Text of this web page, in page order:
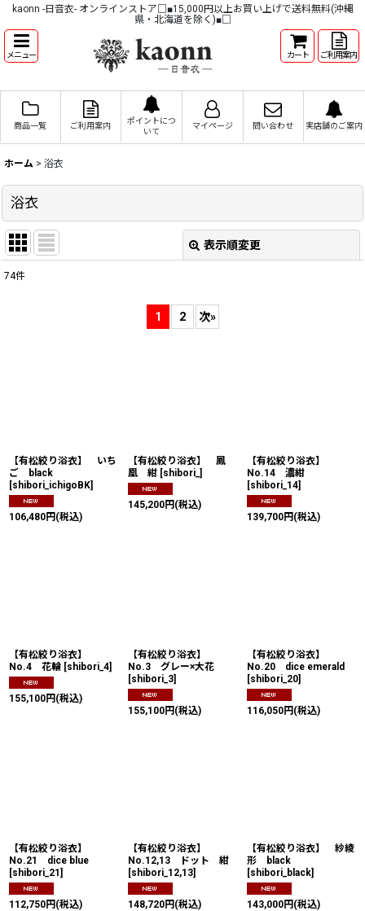
kaonn -日音衣- オンラインストア□■15,000円以上お買い上げで送料無料(沖縄
県・北海道を除く)■□
メニュー カート ご利用案内
商品一覧 ご利用案内
ポイントにつ
いて
マイページ 問い合わせ 実店舗のご案内
ホーム > 浴衣
浴衣
表示順変更
サブカテゴリ
74件
1 2 次»
【有松絞り浴衣】 いち
ご black
[shibori_ichigoBK]
106,480円 (税込)
【有松絞り浴衣】 鳳
凰 紺 [shibori_]
145,200円 (税込)
【有松絞り浴衣】
No.14 濃紺
[shibori_14]
139,700円 (税込)
【有松絞り浴衣】
No.4 花輪 [shibori_4]
155,100円 (税込)
【有松絞り浴衣】
No.3 グレー×大花
[shibori_3]
155,100円 (税込)
【有松絞り浴衣】
No.20 dice emerald
[shibori_20]
116,050円 (税込)
【有松絞り浴衣】
No.21 dice blue
[shibori_21]
112,750円 (税込)
【有松絞り浴衣】
No.12,13 ドット 紺
[shibori_12,13]
148,720円 (税込)
【有松絞り浴衣】 紗綾
形 black
[shibori_black]
143,000円 (税込)